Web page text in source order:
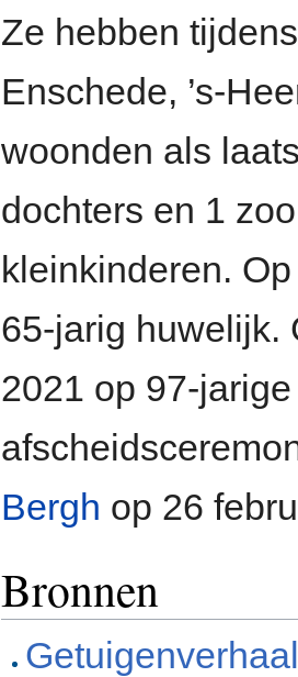
Ze hebben
Enschede, ’s-
woonden als
dochters en 1
kleinkinderen.
65-jarig huwelijk.
2021 op 97-
Bergh op 26
Bronnen